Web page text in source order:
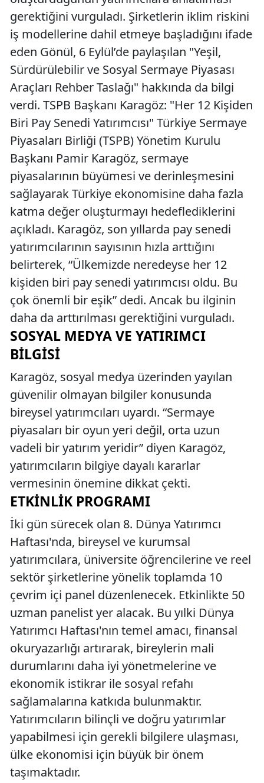
gerektiğini vurguladı. Şirketlerin iklim riskini
iş modellerine dahil etmeye başladığını ifade
eden Gönül, 6 Eylül’de paylaşılan "Yeşil,
Sürdürülebilir ve Sosyal Sermaye Piyasası
Araçları Rehber Taslağı" hakkında da bilgi
verdi. TSPB Başkanı Karagöz: "Her 12 Kişiden
Biri Pay Senedi Yatırımcısı" Türkiye Sermaye
Piyasaları Birliği (TSPB) Yönetim Kurulu
Başkanı Pamir Karagöz, sermaye
piyasalarının büyümesi ve derinleşmesini
sağlayarak Türkiye ekonomisine daha fazla
katma değer oluşturmayı hedeflediklerini
açıkladı. Karagöz, son yıllarda pay senedi
yatırımcılarının sayısının hızla arttığını
belirterek, “Ülkemizde neredeyse her 12
kişiden biri pay senedi yatırımcısı oldu. Bu
çok önemli bir eşik” dedi. Ancak bu ilginin
daha da arttırılması gerektiğini vurguladı.
SOSYAL MEDYA VE YATIRIMCI
BILGISI
Karagöz, sosyal medya üzerinden yayılan
güvenilir olmayan bilgiler konusunda
bireysel yatırımcıları uyardı. “Sermaye
piyasaları bir oyun yeri değil, orta uzun
vadeli bir yatırım yeridir” diyen Karagöz,
yatırımcıların bilgiye dayalı kararlar
vermesinin önemine dikkat çekti.
ETKINLIK PROGRAMI
İki gün sürecek olan 8. Dünya Yatırımcı
Haftası'nda, bireysel ve kurumsal
yatırımcılara, üniversite öğrencilerine ve reel
sektör şirketlerine yönelik toplamda 10
çevrim içi panel düzenlenecek. Etkinlikte 50
uzman panelist yer alacak. Bu yılki Dünya
Yatırımcı Haftası'nın temel amacı, finansal
okuryazarlığı artırarak, bireylerin mali
durumlarını daha iyi yönetmelerine ve
ekonomik istikrar ile sosyal refahı
sağlamalarına katkıda bulunmaktır.
Yatırımcıların bilinçli ve doğru yatırımlar
yapabilmesi için gerekli bilgilere ulaşması,
ülke ekonomisi için büyük bir önem
taşımaktadır.